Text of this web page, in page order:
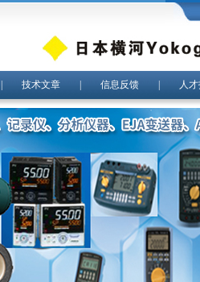
技术文章 信息反馈 人